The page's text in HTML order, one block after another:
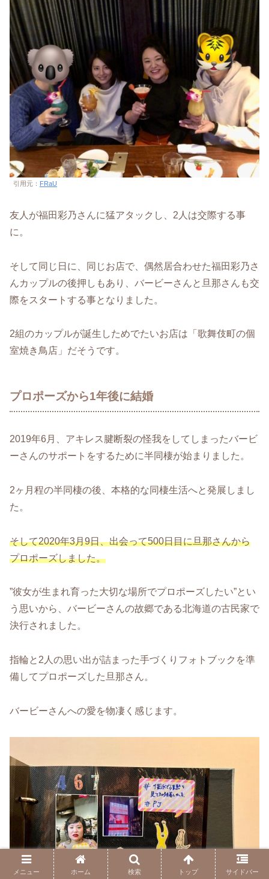
引用元： FRaU
友人が福田彩乃さんに猛アタックし、2人は交際する事
に。
そして同じ日に、同じお店で、偶然居合わせた福田彩乃さ
んカップルの後押しもあり、バービーさんと旦那さんも交
際をスタートする事となりました。
2組のカップルが誕生しためでたいお店は「歌舞伎町の個
室焼き鳥店」だそうです。
プロポーズから1年後に結婚
2019年6月、アキレス腱断裂の怪我をしてしまったバービ
ーさんのサポートをするために半同棲が始まりました。
2ヶ月程の半同棲の後、本格的な同棲生活へと発展しまし
た。
そして2020年3月9日、出会って500日目に旦那さんから
プロポーズしました。
”彼女が生まれ育った大切な場所でプロポーズしたい”とい
う思いから、バービーさんの故郷である北海道の古民家で
決行されました。
指輪と2人の思い出が詰まった手づくりフォトブックを準
備してプロポーズした旦那さん。
バービーさんへの愛を物凄く感じます。
メニュー ホーム 検索 トップ サイドバー